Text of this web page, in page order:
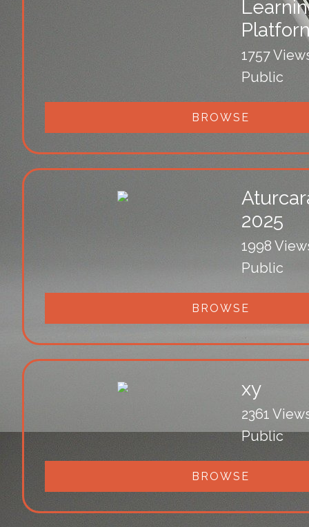
1757
Public
BROWSE
2025
1998
Public
BROWSE
xy
2361
Public
BROWSE